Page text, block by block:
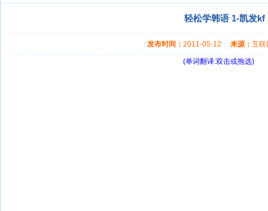
轻松学韩语 1-凯发kf
发布时间： 2011-05-12 来源： 互
(单词翻译:双击或拖选)